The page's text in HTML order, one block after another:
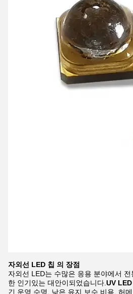
자외선 LED 칩 의 장점
자외선 LED는 수많은 응용 분야에서
한 인기있는 대안이되었습니다. UV LED
긴 운영 수명, 낮은 유지 보수 비용, 허